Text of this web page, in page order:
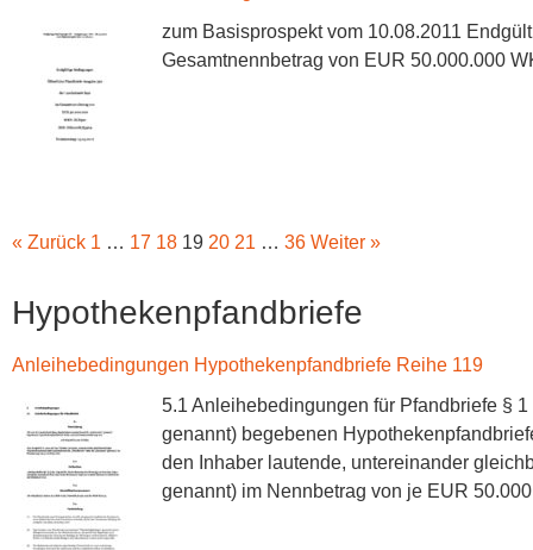
zum Basisprospekt vom 10.08.2011
Gesamtnennbetrag von EUR 50.000.000
« Zurück 1 … 17 18 19 20 21 … 36 Weiter »
Hypothekenpfandbriefe
Anleihebedingungen Hypothekenpfandbriefe Reihe 119
5.1 Anleihebedingungen für Pfandbriefe §
genannt) begebenen
den Inhaber lautende, untereinander
genannt) im Nennbetrag von je EUR